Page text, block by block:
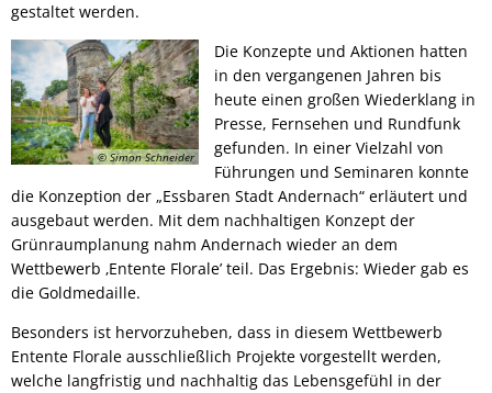
Straßenbau: Wiederkehrender Beitrag
Wahlen
Zulassungsstelle
Öffnungszeiten
Oberbürgermeister
Öffentliche Bekanntmachungen
Ortsrecht/Bauleitpläne
Satzungen
Polizei- und sonstige
Zweckvereinbarungen,
Bebauungspläne und
Sonstige Satzungen nach
Sitzungstermine
Stellenausschreibungen
Dimona
Zella-
Politik
Stadtrat
gestaltet werden.
© Simon Schneider
Die Konzepte und Aktionen hatten
in den vergangenen Jahren bis
heute einen großen Wiederklang in
Presse, Fernsehen und Rundfunk
gefunden. In einer Vielzahl von
Führungen und Seminaren konnte
die Konzeption der „Essbaren Stadt Andernach“ erläutert und
ausgebaut werden. Mit dem nachhaltigen Konzept der
Grünraumplanung nahm Andernach wieder an dem
Wettbewerb ‚Entente Florale’ teil. Das Ergebnis: Wieder gab es
die Goldmedaille.
Besonders ist hervorzuheben, dass in diesem Wettbewerb
Entente Florale ausschließlich Projekte vorgestellt werden,
welche langfristig und nachhaltig das Lebensgefühl in der